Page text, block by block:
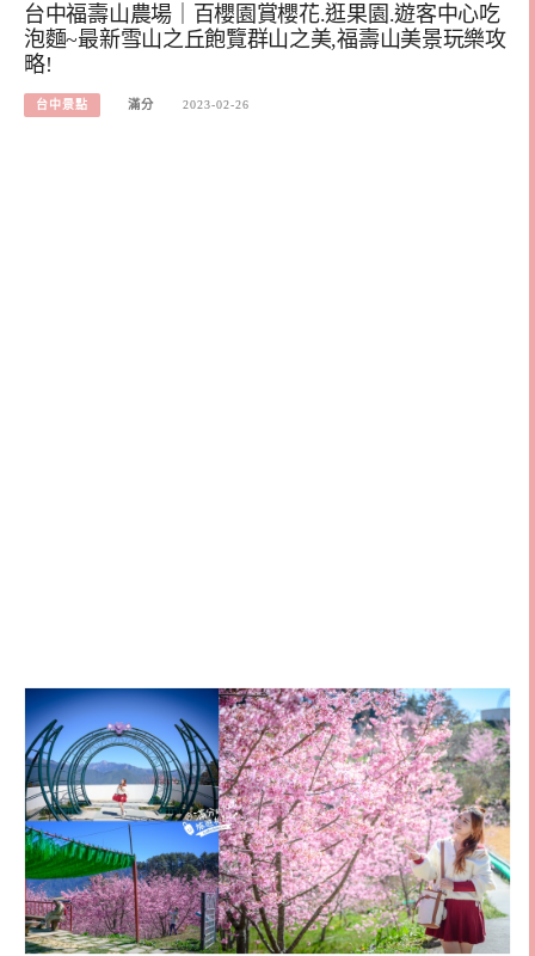
台中福壽山農場｜百櫻園賞櫻花.逛果園.遊客中心吃
泡麵~最新雪山之丘飽覽群山之美,福壽山美景玩樂攻
略!
台中景點 滿分 2023-02-26